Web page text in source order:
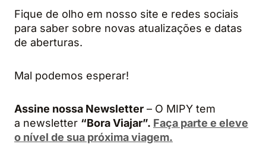
Fique de olho em nosso site e redes sociais
para saber sobre novas atualizações e datas
de aberturas.
Mal podemos esperar!
Assine nossa Newsletter – O MIPY tem
a newsletter “Bora Viajar”. Faça parte e eleve
o nível de sua próxima viagem.